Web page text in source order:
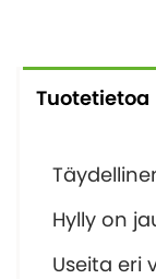
Tuotetietoa
Hylly on
Useita eri